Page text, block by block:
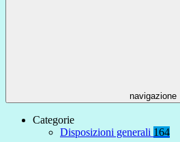
navigazione
Categorie
Disposizioni generali 164